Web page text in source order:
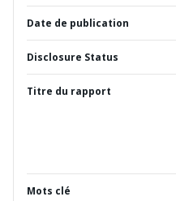
Date de publication
Disclosure Status
Titre du rapport
Mots clé